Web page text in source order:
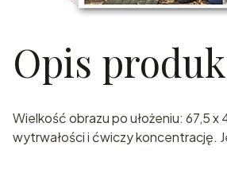
Opis
Wielkość obrazu po ułożeniu: 67,5
wytrwałości i ćwiczy koncentrację.